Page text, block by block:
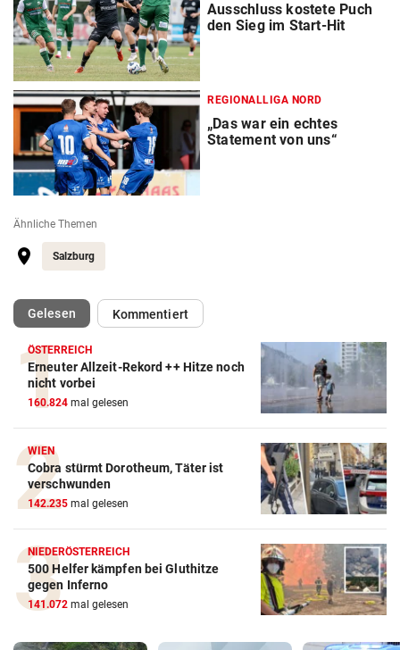
Ausschluss kostete Puch
den Sieg im Start-Hit
REGIONALLIGA NORD
„Das war ein echtes
Statement von uns“
Ähnliche Themen
Salzburg
Gelesen(ausgewählt)Kommentiert
ÖSTERREICH
Erneuter Allzeit-Rekord ++ Hitze noch
nicht vorbei
160.824 mal gelesen
WIEN
Cobra stürmt Dorotheum, Täter ist
verschwunden
142.235 mal gelesen
NIEDERÖSTERREICH
500 Helfer kämpfen bei Gluthitze
gegen Inferno
141.072 mal gelesen